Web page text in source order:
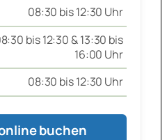
08:30 bis 12:30 Uhr
bis 12:30 & 13:30 bis
16:00 Uhr
08:30 bis 12:30 Uhr
buchen